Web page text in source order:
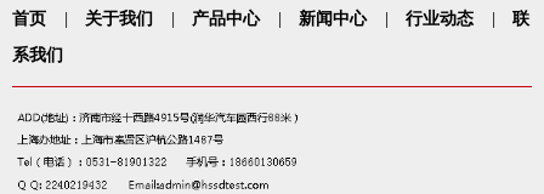
首页 | 关于我们 | 产品中心 | 新闻中心 | 行业动态 |
联
系我们